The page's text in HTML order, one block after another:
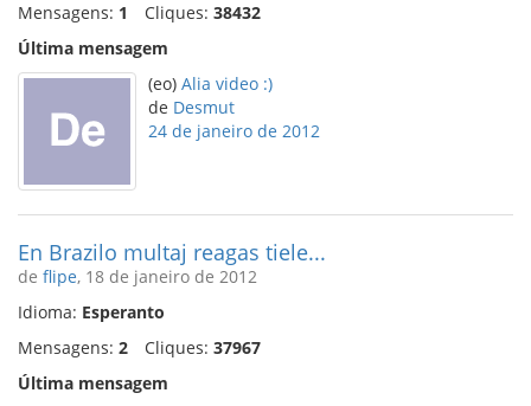
Mensagens: 1 Cliques: 38432
Última mensagem
(eo) Alia video :)
de Desmut
24 de janeiro de 2012
En Brazilo multaj reagas tiele...
de flipe, 18 de janeiro de 2012
Idioma: Esperanto
Mensagens: 2 Cliques: 37967
Última mensagem